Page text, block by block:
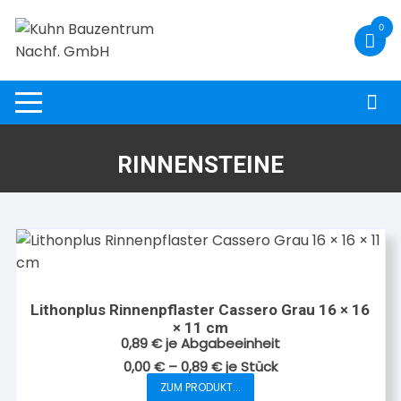
Inhalt
springen
0
RINNENSTEINE
Lithonplus Rinnenpflaster Cassero Grau 16 × 16
× 11 cm
0,89€je Abgabeeinheit
0,00€–0,89€jeStück
ZUM PRODUKT...
Dieses